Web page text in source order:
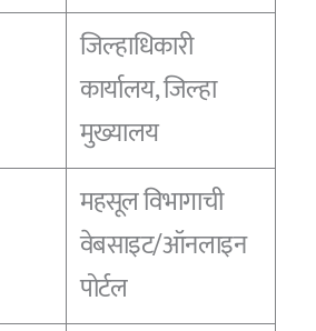
जिल्हाधिकारी
कार्यालय, जिल्हा
मुख्यालय
महसूल विभागाची
वेबसाइट/ऑनलाइन
पोर्टल